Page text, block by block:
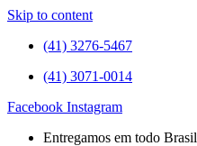
Skip to content
(41) 3276-5467
(41) 3071-0014
Facebook Instagram
Entregamos em todo Brasil